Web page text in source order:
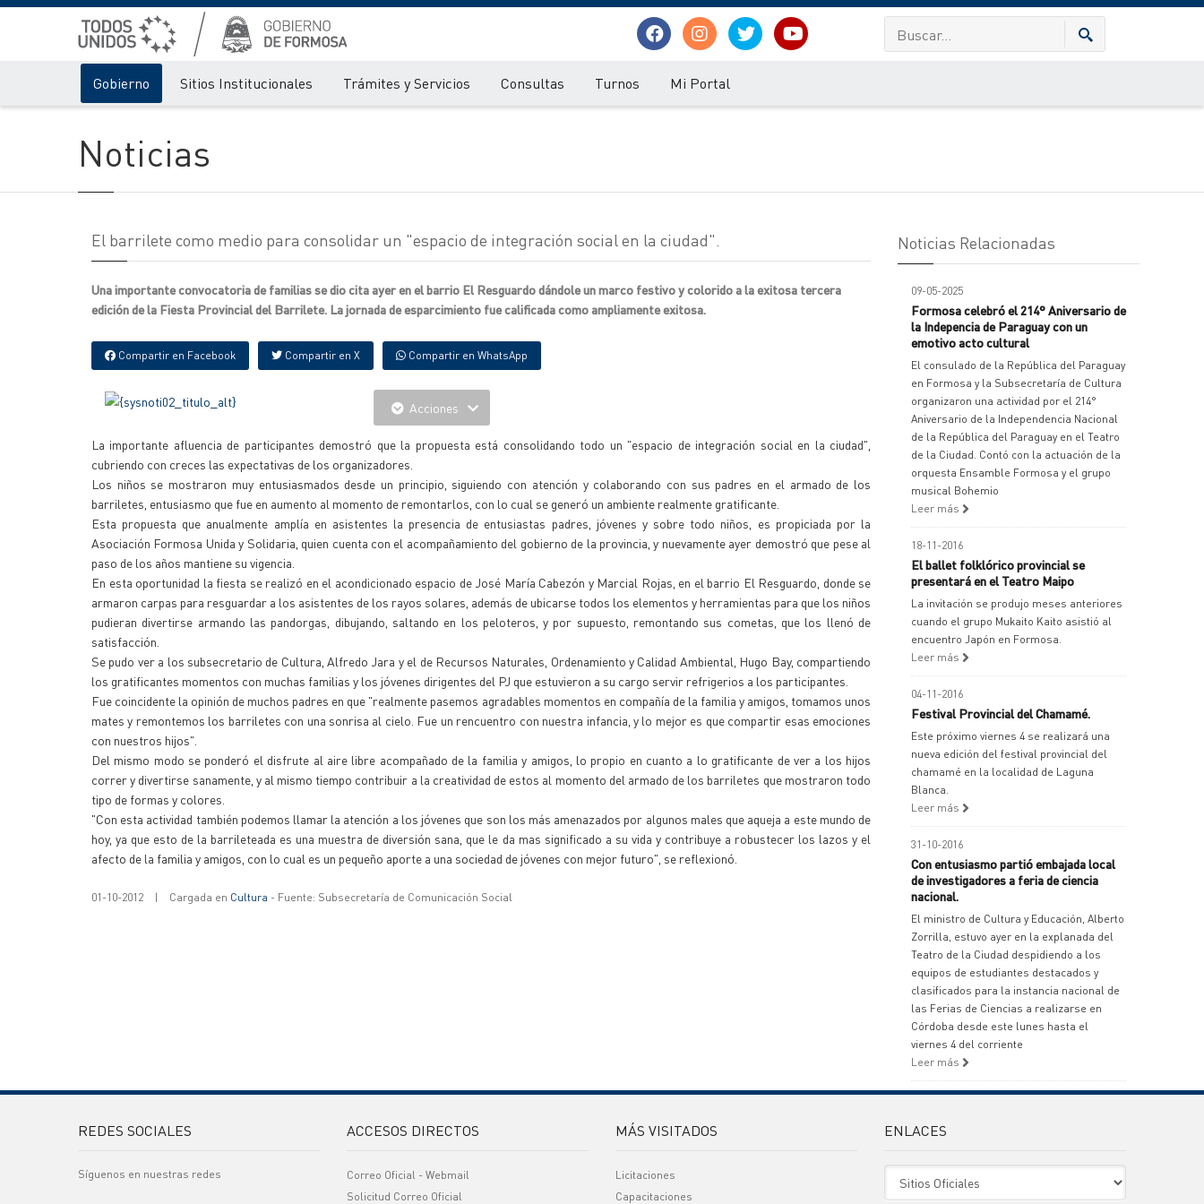
Gobierno Sitios Institucionales Trámites y Servicios Consultas Turnos Mi Portal
Noticias
El barrilete como medio para consolidar un "espacio de integración social en la ciudad".
Una importante convocatoria de familias se dio cita ayer en el barrio El Resguardo dándole un marco festivo y colorido a la exitosa tercera
edición de la Fiesta Provincial del Barrilete. La jornada de esparcimiento fue calificada como ampliamente exitosa.
Compartir en Facebook Compartir en X Compartir en WhatsApp
Acciones
La importante afluencia de participantes demostró que la propuesta está consolidando todo un "espacio de integración social en la ciudad",
cubriendo con creces las expectativas de los organizadores.
Los niños se mostraron muy entusiasmados desde un principio, siguiendo con atención y colaborando con sus padres en el armado de los
barriletes, entusiasmo que fue en aumento al momento de remontarlos, con lo cual se generó un ambiente realmente gratificante.
Esta propuesta que anualmente amplía en asistentes la presencia de entusiastas padres, jóvenes y sobre todo niños, es propiciada por la
Asociación Formosa Unida y Solidaria, quien cuenta con el acompañamiento del gobierno de la provincia, y nuevamente ayer demostró que pese al
paso de los años mantiene su vigencia.
En esta oportunidad la fiesta se realizó en el acondicionado espacio de José María Cabezón y Marcial Rojas, en el barrio El Resguardo, donde se
armaron carpas para resguardar a los asistentes de los rayos solares, además de ubicarse todos los elementos y herramientas para que los niños
pudieran divertirse armando las pandorgas, dibujando, saltando en los peloteros, y por supuesto, remontando sus cometas, que los llenó de
satisfacción.
Se pudo ver a los subsecretario de Cultura, Alfredo Jara y el de Recursos Naturales, Ordenamiento y Calidad Ambiental, Hugo Bay, compartiendo
los gratificantes momentos con muchas familias y los jóvenes dirigentes del PJ que estuvieron a su cargo servir refrigerios a los participantes.
Fue coincidente la opinión de muchos padres en que "realmente pasemos agradables momentos en compañía de la familia y amigos, tomamos unos
mates y remontemos los barriletes con una sonrisa al cielo. Fue un rencuentro con nuestra infancia, y lo mejor es que compartir esas emociones
con nuestros hijos".
Del mismo modo se ponderó el disfrute al aire libre acompañado de la familia y amigos, lo propio en cuanto a lo gratificante de ver a los hijos
correr y divertirse sanamente, y al mismo tiempo contribuir a la creatividad de estos al momento del armado de los barriletes que mostraron todo
tipo de formas y colores.
"Con esta actividad también podemos llamar la atención a los jóvenes que son los más amenazados por algunos males que aqueja a este mundo de
hoy, ya que esto de la barrileteada es una muestra de diversión sana, que le da mas significado a su vida y contribuye a robustecer los lazos y el
afecto de la familia y amigos, con lo cual es un pequeño aporte a una sociedad de jóvenes con mejor futuro", se reflexionó.
01-10-2012 | Cargada en Cultura - Fuente: Subsecretaría de Comunicación Social
Noticias Relacionadas
09-05-2025
Formosa celebró el 214° Aniversario de
la Indepencia de Paraguay con un
emotivo acto cultural
El consulado de la República del Paraguay
en Formosa y la Subsecretaría de Cultura
organizaron una actividad por el 214°
Aniversario de la Independencia Nacional
de la República del Paraguay en el Teatro
de la Ciudad. Contó con la actuación de la
orquesta Ensamble Formosa y el grupo
musical Bohemio
Leer más
18-11-2016
El ballet folklórico provincial se
presentará en el Teatro Maipo
La invitación se produjo meses anteriores
cuando el grupo Mukaito Kaito asistió al
encuentro Japón en Formosa.
Leer más
04-11-2016
Festival Provincial del Chamamé.
Este próximo viernes 4 se realizará una
nueva edición del festival provincial del
chamamé en la localidad de Laguna
Blanca.
Leer más
31-10-2016
Con entusiasmo partió embajada local
de investigadores a feria de ciencia
nacional.
El ministro de Cultura y Educación, Alberto
Zorrilla, estuvo ayer en la explanada del
Teatro de la Ciudad despidiendo a los
equipos de estudiantes destacados y
clasificados para la instancia nacional de
las Ferias de Ciencias a realizarse en
Córdoba desde este lunes hasta el
viernes 4 del corriente
Leer más
REDES SOCIALES
Síguenos en nuestras redes
ACCESOS DIRECTOS
Correo Oficial - Webmail
Solicitud Correo Oficial
MÁS VISITADOS
Licitaciones
Capacitaciones
ENLACES